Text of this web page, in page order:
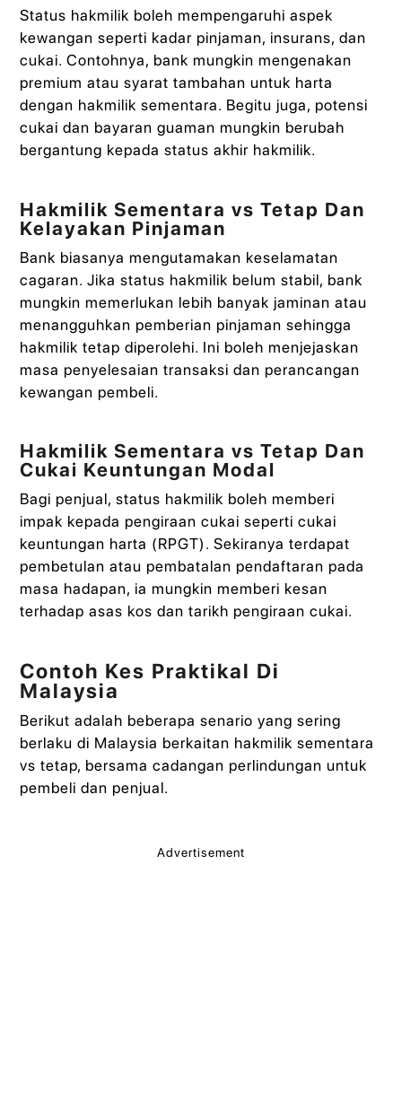
Status hakmilik boleh mempengaruhi aspek
kewangan seperti kadar pinjaman, insurans, dan
cukai. Contohnya, bank mungkin mengenakan
premium atau syarat tambahan untuk harta
dengan hakmilik sementara. Begitu juga, potensi
cukai dan bayaran guaman mungkin berubah
bergantung kepada status akhir hakmilik.
Hakmilik Sementara vs Tetap Dan
Kelayakan Pinjaman
Bank biasanya mengutamakan keselamatan
cagaran. Jika status hakmilik belum stabil, bank
mungkin memerlukan lebih banyak jaminan atau
menangguhkan pemberian pinjaman sehingga
hakmilik tetap diperolehi. Ini boleh menjejaskan
masa penyelesaian transaksi dan perancangan
kewangan pembeli.
Hakmilik Sementara vs Tetap Dan
Cukai Keuntungan Modal
Bagi penjual, status hakmilik boleh memberi
impak kepada pengiraan cukai seperti cukai
keuntungan harta (RPGT). Sekiranya terdapat
pembetulan atau pembatalan pendaftaran pada
masa hadapan, ia mungkin memberi kesan
terhadap asas kos dan tarikh pengiraan cukai.
Contoh Kes Praktikal Di
Malaysia
Berikut adalah beberapa senario yang sering
berlaku di Malaysia berkaitan hakmilik sementara
vs tetap, bersama cadangan perlindungan untuk
pembeli dan penjual.
Advertisement